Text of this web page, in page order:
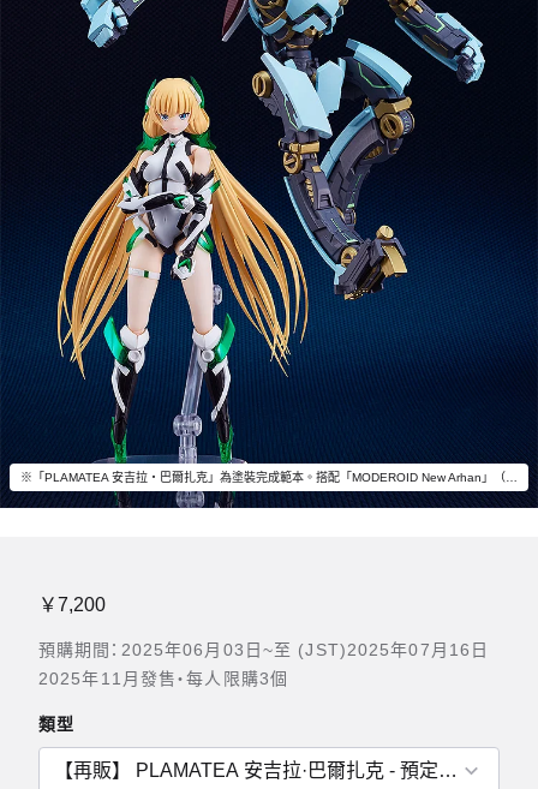
￥7,200
預購期間：2025年06月03日~至 (JST)2025年07月16日
2025年11月發售・每人限購3個
類型